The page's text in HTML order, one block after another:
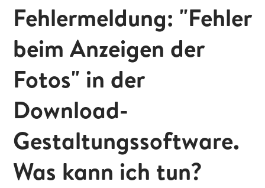
Fehlermeldung: "Fehler
beim Anzeigen der
Fotos" in der
Download-
Gestaltungssoftware.
Was kann ich tun?